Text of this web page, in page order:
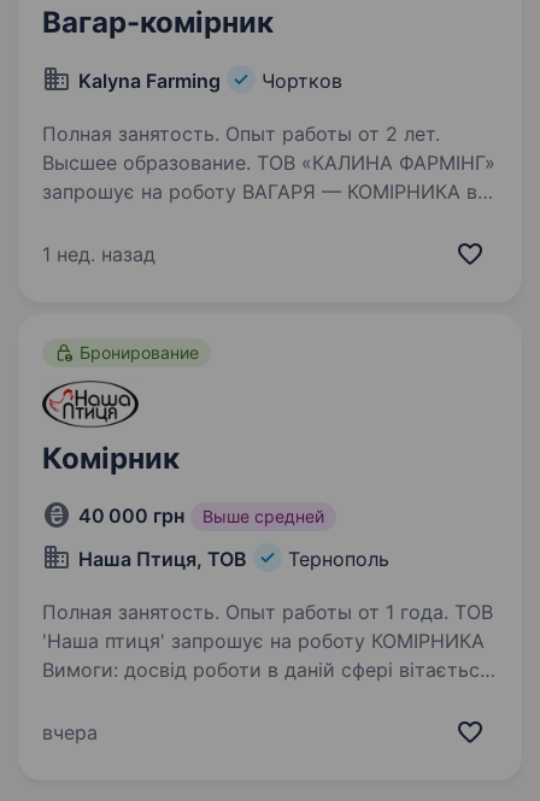
Вагар-комірник
Kalyna Farming Чортков
Полная занятость. Опыт работы от 2 лет.
Высшее образование. ТОВ «КАЛИНА ФАРМІНГ»
запрошує на роботу ВАГАРЯ — КОМІРНИКА в
продукції та вантажів на вагах різних типів;
1 нед. назад
Бронирование
Комірник
40 000 грн Выше средней
Наша Птиця, ТОВ Тернополь
Полная занятость. Опыт работы от 1 года. ТОВ
'Наша птиця' запрошує на роботу КОМІРНИКА
Вимоги: досвід роботи в даній сфері вітається;
дисциплінованість. Обов’язки: збір замовлень
вчера